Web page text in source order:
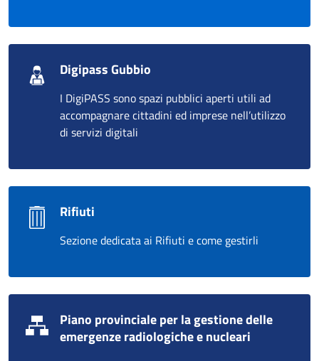
Digipass Gubbio
I DigiPASS sono spazi pubblici aperti utili ad
accompagnare cittadini ed imprese nell’utilizzo
di servizi digitali
Rifiuti
Sezione dedicata ai Rifiuti e come gestirli
Piano provinciale per la gestione delle
emergenze radiologiche e nucleari